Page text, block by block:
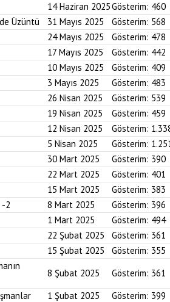
14 Haziran 2025Gösterim: 460
Üzüntü 31 Mayıs 2025 Gösterim: 568
24 Mayıs 2025 Gösterim: 478
17 Mayıs 2025 Gösterim: 442
10 Mayıs 2025 Gösterim: 409
3 Mayıs 2025 Gösterim: 483
26 Nisan 2025 Gösterim: 539
19 Nisan 2025 Gösterim: 459
12 Nisan 2025 Gösterim:
5 Nisan 2025 Gösterim:
30 Mart 2025 Gösterim: 390
22 Mart 2025 Gösterim: 401
15 Mart 2025 Gösterim: 383
-2 8 Mart 2025 Gösterim: 396
1 Mart 2025 Gösterim: 494
22 Şubat 2025 Gösterim: 361
15 Şubat 2025 Gösterim: 355
8 Şubat 2025 Gösterim: 361
1 Şubat 2025 Gösterim: 399